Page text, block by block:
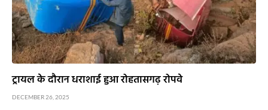
ट्रायल के दौरान धराशाई हुआ रोहतासगढ़ रोपवे
DECEMBER 26, 2025